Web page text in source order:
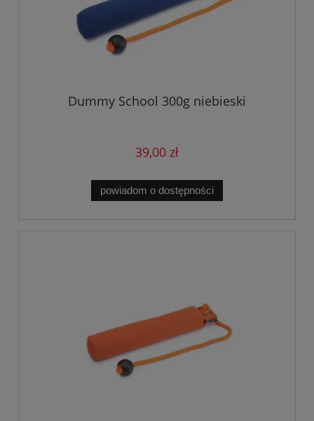
Dummy School 300g niebieski
39,00 zł
powiadom o dostępności